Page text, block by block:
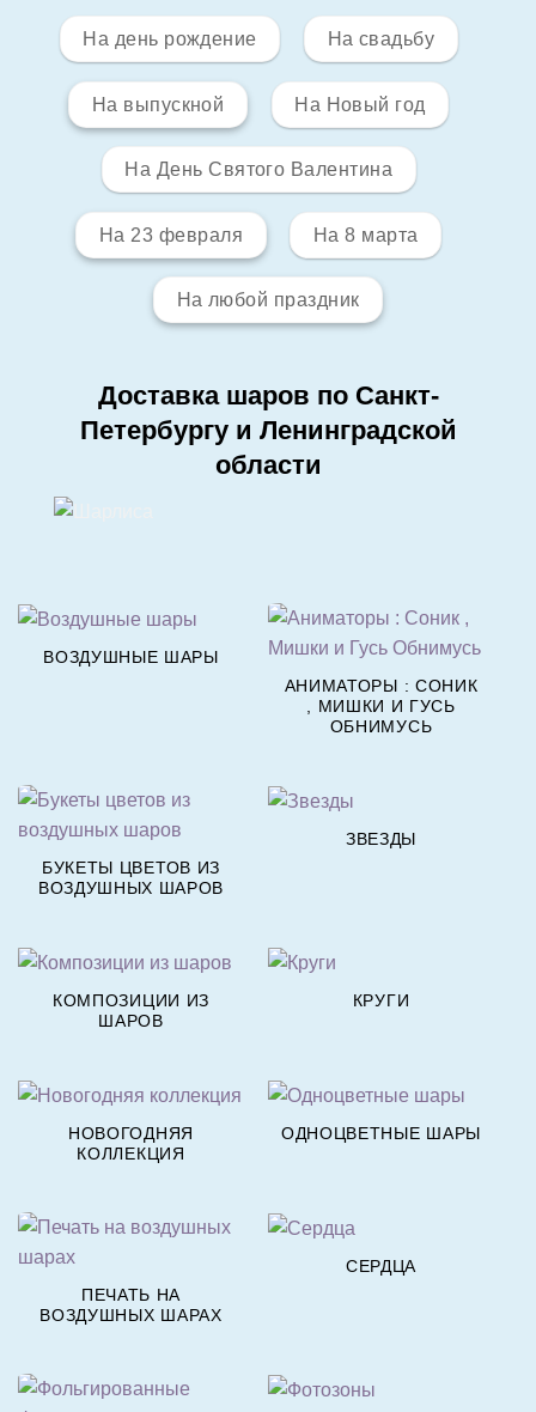
На день рождение На свадьбу
На выпускной На Новый год
На День Святого Валентина
На 23 февраля На 8 марта
На любой праздник
Доставка шаров по Санкт-
Петербургу и Ленинградской
области
ВОЗДУШНЫЕ ШАРЫ
АНИМАТОРЫ : СОНИК
, МИШКИ И ГУСЬ
ОБНИМУСЬ
БУКЕТЫ ЦВЕТОВ ИЗ
ВОЗДУШНЫХ ШАРОВ
ЗВЕЗДЫ
КОМПОЗИЦИИ ИЗ
ШАРОВ
КРУГИ
НОВОГОДНЯЯ
КОЛЛЕКЦИЯ
ОДНОЦВЕТНЫЕ ШАРЫ
ПЕЧАТЬ НА
ВОЗДУШНЫХ ШАРАХ
СЕРДЦА